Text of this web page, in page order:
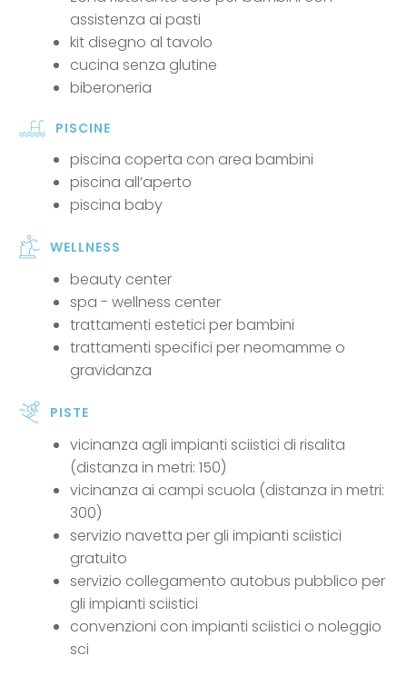
assistenza ai pasti
kit disegno al tavolo
cucina senza glutine
biberoneria
PISCINE
piscina coperta con area bambini
piscina all’aperto
piscina baby
WELLNESS
beauty center
spa - wellness center
trattamenti estetici per bambini
trattamenti specifici per neomamme o
gravidanza
PISTE
vicinanza agli impianti sciistici di risalita
(distanza in metri: 150)
vicinanza ai campi scuola (distanza in metri:
300)
servizio navetta per gli impianti sciistici
gratuito
servizio collegamento autobus pubblico per
gli impianti sciistici
convenzioni con impianti sciistici o noleggio
sci